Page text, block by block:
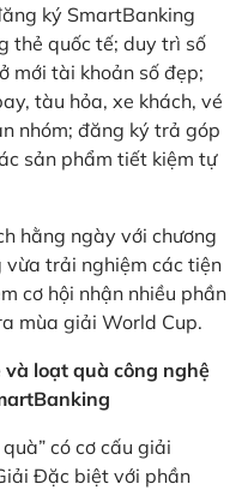
ký SmartBanking
thẻ quốc tế; duy trì số
mới tài khoản số đẹp;
tàu hỏa, xe khách, vé
nhóm; đăng ký trả góp
sản phẩm tiết kiệm tự
hằng ngày với chương
trải nghiệm các tiện
cơ hội nhận nhiều phần
mùa giải World Cup.
và loạt quà công nghệ
có cơ cấu giải
Đặc biệt với phần